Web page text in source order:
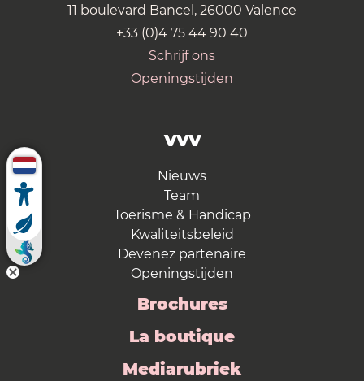
11 boulevard Bancel, 26000 Valence
+33 (0)4 75 44 90 40
Schrijf ons
Openingstijden
VVV
Nieuws
Team
Toerisme & Handicap
Kwaliteitsbeleid
Devenez partenaire
Openingstijden
Brochures
La boutique
Mediarubriek